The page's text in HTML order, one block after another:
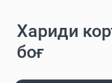
Хариди
боғ